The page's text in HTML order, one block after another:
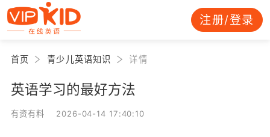
注册/登录
首页 青少儿英语知识 详情
英语学习的最好方法
有资有料 2026-04-14 17:40:10